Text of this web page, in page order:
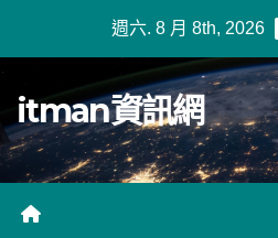
週六. 8 月 8th, 2026
itman資訊網